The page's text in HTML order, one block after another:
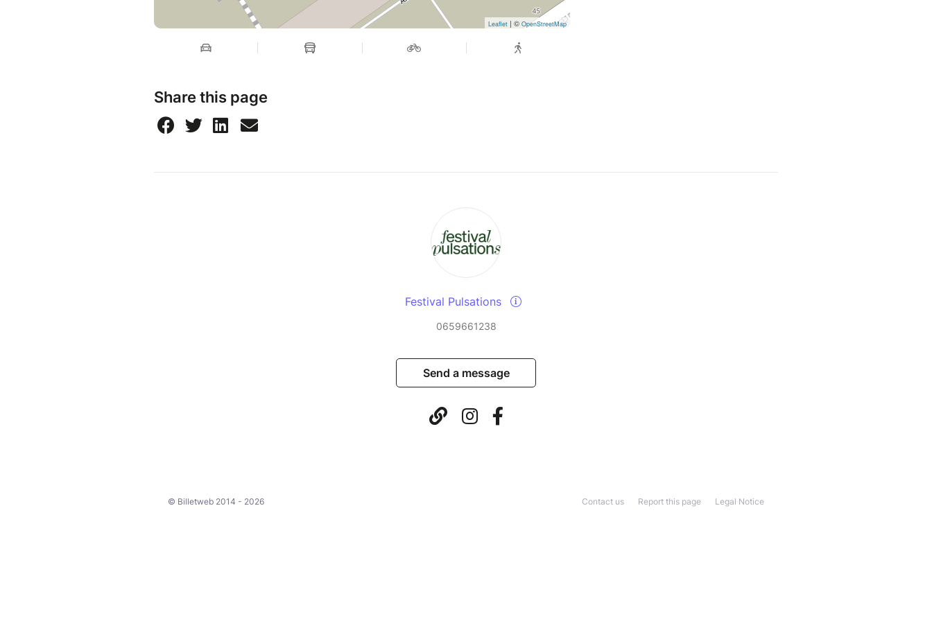
Leaflet | © OpenStreetMap
Share this page
Festival Pulsations
0659661238
Send a message
© Billetweb 2014 - 2026 Legal Notice
Report this page
Contact us